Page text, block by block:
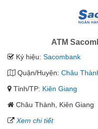
ATM
Ký hiệu: Sacombank
Quận/Huyện: Châu
Tỉnh/TP: Kiên Giang
Châu Thành, Kiên Giang
Xem chi tiết